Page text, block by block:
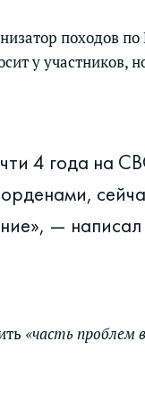
походов по
у участников,
4 года на
— написал
«часть проблем